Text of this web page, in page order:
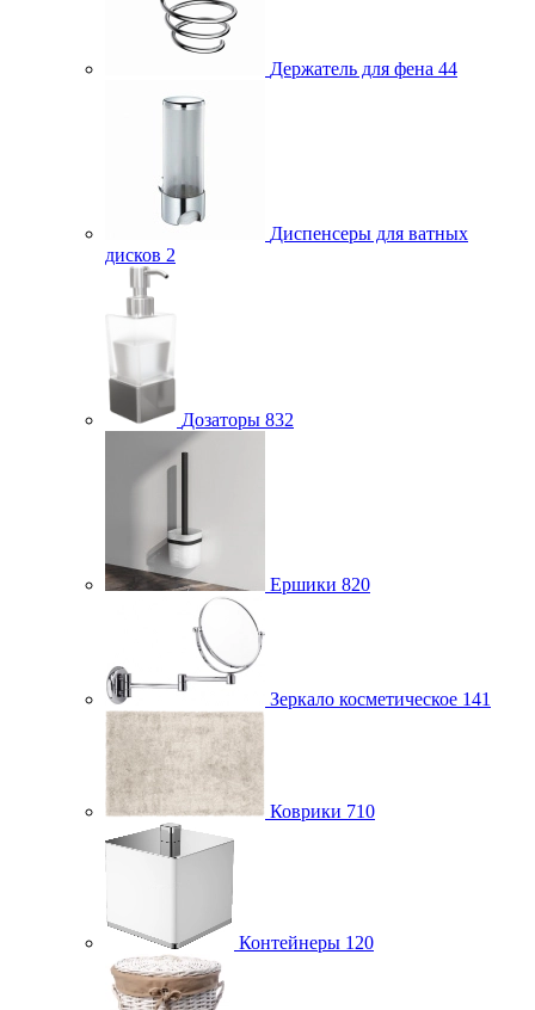
Держатель для фена 44
Диспенсеры для ватных
дисков 2
Дозаторы 832
Ершики 820
Зеркало косметическое 141
Коврики 710
Контейнеры 120